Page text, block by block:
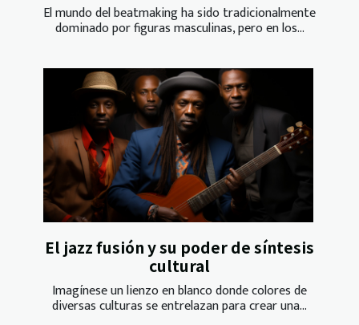
El mundo del beatmaking ha sido tradicionalmente
dominado por figuras masculinas, pero en los...
El jazz fusión y su poder de síntesis
cultural
Imagínese un lienzo en blanco donde colores de
diversas culturas se entrelazan para crear una...